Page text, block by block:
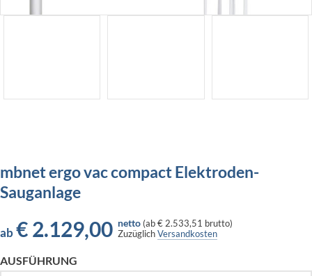
mbnet ergo vac compact Elektroden-
Sauganlage
ab €2.129,00 netto (ab€ 2.533,51 brutto)
ZuzüglichVersandkosten
AUSFÜHRUNG